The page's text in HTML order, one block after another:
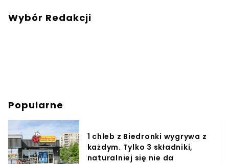
Wybór Redakcji
Popularne
1 chleb z Biedronki wygrywa z
każdym. Tylko 3 składniki,
naturalniej się nie da